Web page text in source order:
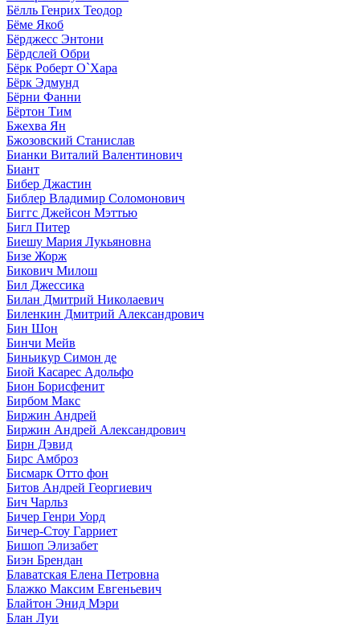
Бёлль Генрих Теодор
Бёме Якоб
Бёрджесс Энтони
Бёрдслей Обри
Бёрк Роберт О`Хара
Бёрк Эдмунд
Бёрни Фанни
Бёртон Тим
Бжехва Ян
Бжозовский Станислав
Бианки Виталий Валентинович
Биант
Бибер Джастин
Библер Владимир Соломонович
Биггс Джейсон Мэттью
Бигл Питер
Биешу Мария Лукьяновна
Бизе Жорж
Бикович Милош
Бил Джессика
Билан Дмитрий Николаевич
Биленкин Дмитрий Александрович
Бин Шон
Бинчи Мейв
Биньикур Симон де
Биой Касарес Адольфо
Бион Борисфенит
Бирбом Макс
Биржин Андрей
Биржин Андрей Александрович
Бирн Дэвид
Бирс Амброз
Бисмарк Отто фон
Битов Андрей Георгиевич
Бич Чарльз
Бичер Генри Уорд
Бичер-Стоу Гарриет
Бишоп Элизабет
Биэн Брендан
Блаватская Елена Петровна
Блажко Максим Евгеньевич
Блайтон Энид Мэри
Блан Луи